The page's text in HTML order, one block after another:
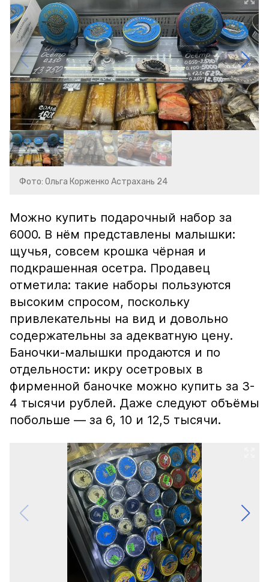
Фото: Ольга Корженко Астрахань 24
Можно купить подарочный набор за
6000. В нём представлены малышки:
щучья, совсем крошка чёрная и
подкрашенная осетра. Продавец
отметила: такие наборы пользуются
высоким спросом, поскольку
привлекательны на вид и довольно
содержательны за адекватную цену.
Баночки-малышки продаются и по
отдельности: икру осетровых в
фирменной баночке можно купить за 3-
4 тысячи рублей. Даже следуют объёмы
побольше — за 6, 10 и 12,5 тысячи.